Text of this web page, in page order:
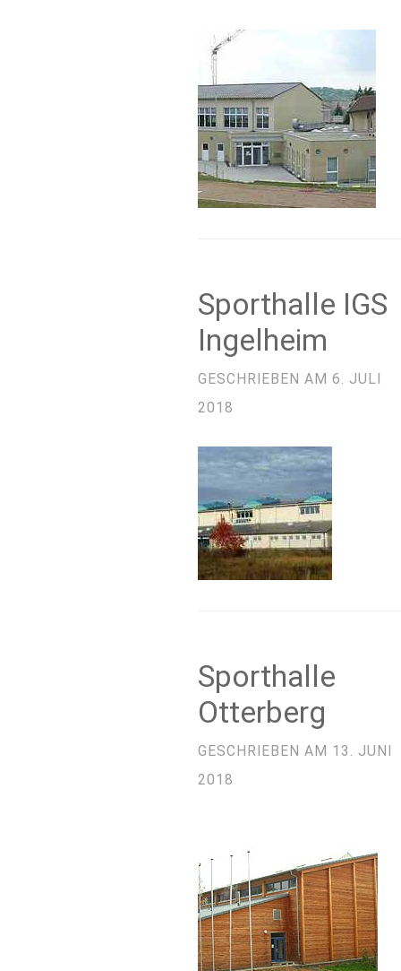
Sporthalle IGS
Ingelheim
GESCHRIEBEN AM6. JULI
2018
Sporthalle
Otterberg
GESCHRIEBEN AM 13. JUNI
2018